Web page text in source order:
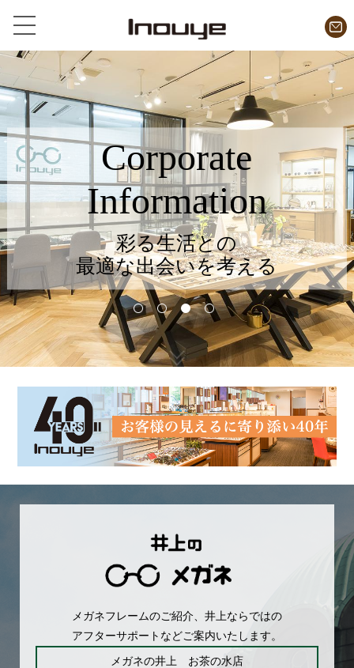
Corporate
Information
彩る生活との
最適な出会いを考える
メガネフレームのご紹介、井上ならではの
アフターサポートなどご案内いたします。
メガネの井上 お茶の水店